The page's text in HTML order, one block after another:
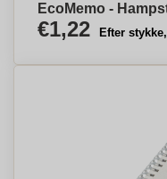
EcoMemo -
€1,22 Efter